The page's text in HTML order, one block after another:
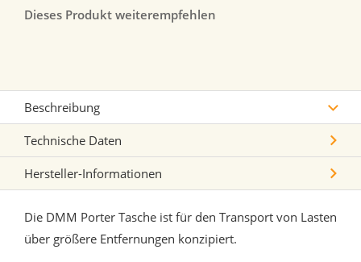
Dieses Produkt weiterempfehlen
Beschreibung
Technische Daten
Hersteller-Informationen
Die DMM Porter Tasche ist für den Transport von Lasten
über größere Entfernungen konzipiert.